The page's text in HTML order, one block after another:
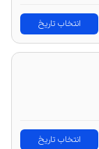
انتخاب تاریخ
انتخاب تاریخ